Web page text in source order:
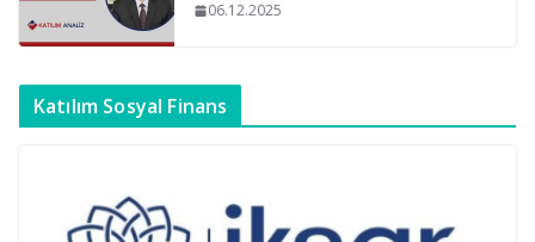
06.12.2025
Katılım Sosyal Finans